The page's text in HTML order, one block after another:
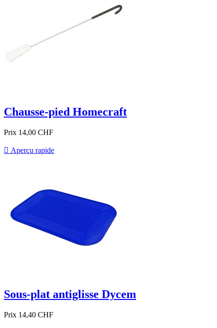
Chausse-pied Homecraft
Prix 14,00 CHF
 Aperçu rapide
Sous-plat antiglisse Dycem
Prix 14,40 CHF